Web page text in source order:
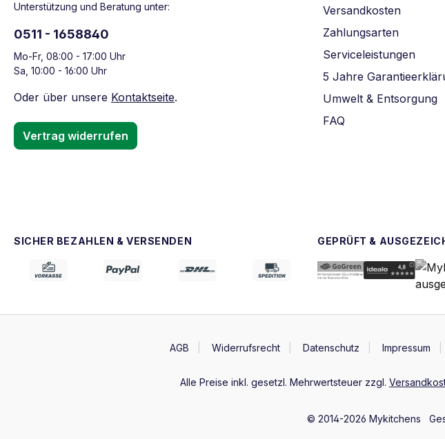
Unterstützung und Beratung unter:
0511 - 1658840
Mo-Fr, 08:00 - 17:00 Uhr
Sa, 10:00 - 16:00 Uhr
Oder über unsere Kontaktseite.
Vertrag widerrufen
Versandkosten
Zahlungsarten
Serviceleistungen
5 Jahre
Umwelt & Entsorgung
FAQ
SICHER BEZAHLEN & VERSENDEN GEPRÜFT &
AGB Widerrufsrecht Datenschutz Impressum
Alle Preise inkl. gesetzl. Mehrwertsteuer zzgl.
© 2014-2026 Mykitchens